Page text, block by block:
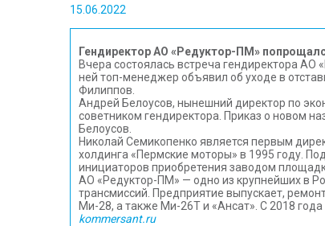
15.06.2022
Гендиректор АО «Редуктор-ПМ»
Вчера состоялась встреча гендиректора
ней топ-менеджер объявил об уходе в
Филиппов.
Андрей Белоусов, нынешний директор по
советником гендиректора. Приказ о новом
Белоусов.
Николай Семикопенко является первым
холдинга «Пермские моторы» в 1995 году.
инициаторов приобретения заводом
АО «Редуктор-ПМ» — одно из крупнейших в
трансмиссий. Предприятие выпускает,
Ми-28, а также Ми-26Т и «Ансат». С 2018
kommersant.ru